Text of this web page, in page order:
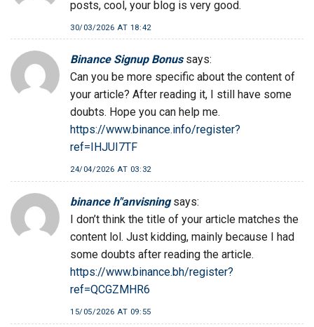
posts, cool, your blog is very good.
30/03/2026 AT 18:42
Binance Signup Bonus says:
Can you be more specific about the content of
your article? After reading it, I still have some
doubts. Hope you can help me.
https://www.binance.info/register?
ref=IHJUI7TF
24/04/2026 AT 03:32
binance h"anvisning says:
I don’t think the title of your article matches the
content lol. Just kidding, mainly because I had
some doubts after reading the article.
https://www.binance.bh/register?
ref=QCGZMHR6
15/05/2026 AT 09:55